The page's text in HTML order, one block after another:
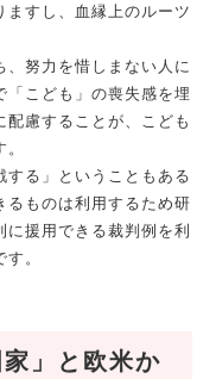
すし、血縁上のルーツ
努力を惜しまない人に
こども」の喪失感を埋
慮することが、こども
る」ということもある
るものは利用するため研
援用できる裁判例を利
。
」と欧米か